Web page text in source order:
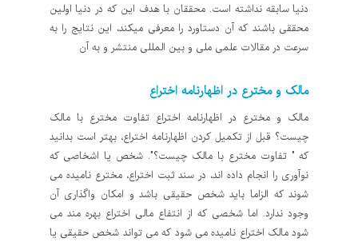
دنیا سابقه نداشته است. محققان با هدف این که در دنیا اولین
محققی باشند که آن دستاورد را معرفی میکند، این نتایج را به
سرعت در مقالات علمی ملی و بین المللی منتشر و به آن
مالک و مخترع در اظهارنامه اختراع
مالک و مخترع در اظهارنامه اختراع تفاوت مخترع با مالک
چیست؟ قبل از تکمیل کردن اظهارنامه اختراع، بهتر است بدانید
که " تفاوت مخترع با مالک چیست؟". شخص یا اشخاصی که
نوآوری را انجام داده اند، در سند ثبت اختراع، مخترع نامیده می
شوند که الزاما باید شخص حقیقی باشد و امکان واگذاری آن
وجود ندارد. اما شخصی که از انتفاع مالی اختراع بهره مند می
شود مالک اختراع نامیده می شود که می تواند شخص حقیقی یا